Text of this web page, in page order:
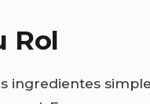
Rol
ingredientes